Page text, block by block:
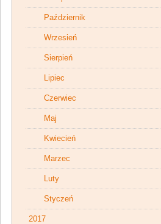
Październik
Wrzesień
Sierpień
Lipiec
Czerwiec
Maj
Kwiecień
Marzec
Luty
Styczeń
2017